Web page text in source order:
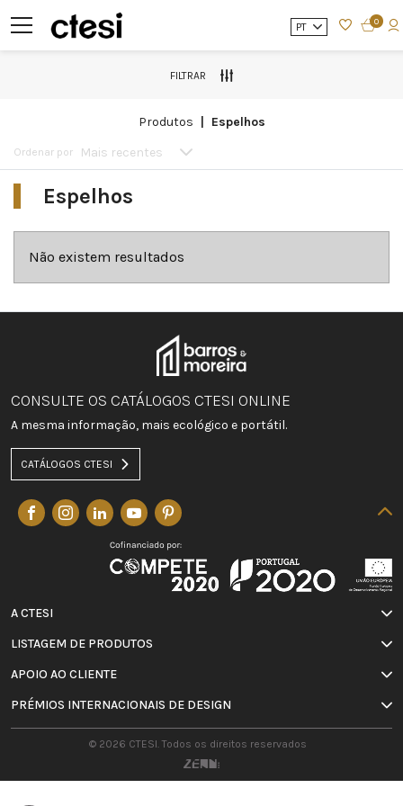
PT 0
FILTRAR
produtos espelhos
Ordenar por Mais recentes
Espelhos
Não existem resultados
CONSULTE OS CATÁLOGOS CTESI ONLINE
A mesma informação, mais ecológico e portátil.
CATÁLOGOS CTESI
A CTESI
LISTAGEM DE PRODUTOS
APOIO AO CLIENTE
PRÉMIOS INTERNACIONAIS DE DESIGN
© 2026 CTESI. Todos os direitos reservados